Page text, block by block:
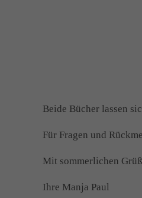
Beide Bücher lassen
Für Fragen und
Mit sommerlichen
Ihre Manja Paul